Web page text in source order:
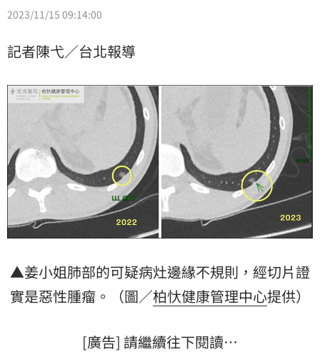
2023/11/15 09:14:00
記者陳弋／台北報導
▲姜小姐肺部的可疑病灶邊緣不規則，經切片證
實是惡性腫瘤。（圖／柏忕健康管理中心提供）
[廣告] 請繼續往下閱讀…